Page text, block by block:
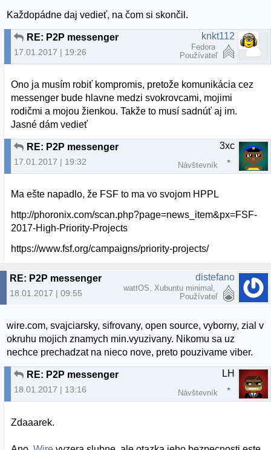
Každopádne daj vedieť, na čom si skončil.
RE: P2P messenger
17.01.2017 | 19:26
knkt112
Fedora
Používateľ
Ono ja musím robiť kompromis, pretože komunikácia cez
messenger bude hlavne medzi svokrovcami, mojimi
rodičmi a mojou žienkou. Takže to musí sadnúť aj im.
Jasné dám vedieť
RE: P2P messenger
17.01.2017 | 19:32
3xc
Návštevník
Ma ešte napadlo, že FSF to ma vo svojom HPPL
http://phoronix.com/scan.php?page=news_item&px=FSF-
2017-High-Priority-Projects
https://www.fsf.org/campaigns/priority-projects/
RE: P2P messenger
18.01.2017 | 09:55
distefano
wattOS, Xubuntu minimal,
Používateľ
wire.com, svajciarsky, sifrovany, open source, vyborny, zial v
okruhu mojich znamych min.vyuzivany. Nikomu sa uz
nechce prechadzat na nieco nove, preto pouzivame viber.
RE: P2P messenger
18.01.2017 | 13:16
LH
Návštevník
Zdaaarek.